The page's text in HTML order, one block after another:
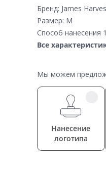
Бренд: James
Размер: M
Способ нанесения
Все
Мы можем
Нанесение
логотипа